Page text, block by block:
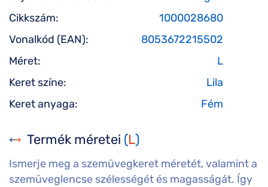
Cikkszám:
1000028680
Vonalkód (EAN):
8053672215502
Méret:
L
Keret színe:
Lila
Keret anyaga:
Fém
Termék méretei (L)
Ismerje meg a szemüvegkeret méretét, valamint a
szemüveglencse szélességét és magasságát. Így